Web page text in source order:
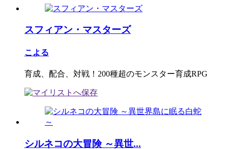
スフィアン・マスターズ
こよる
育成、配合、対戦！200種超のモンスター育成RPG
シルネコの大冒険 ～異世...